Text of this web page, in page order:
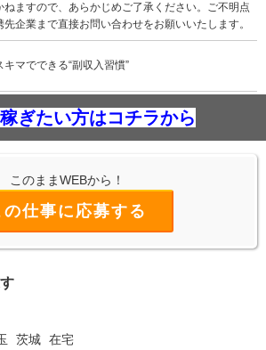
ねますので、あらかじめご了承ください。ご不明点
企業まで直接お問い合わせをお願いいたします。
マでできる“副収入習慣”
ぎたい方はコチラから
このままWEBから！
の仕事に応募する
茨城 在宅